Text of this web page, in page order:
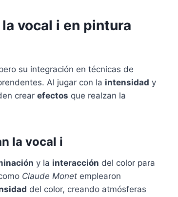
vocal i en pintura
su integración en técnicas de
Al jugar con la intensidad y
crear efectos que realzan la
la vocal i
y la interacción del color para
Claude Monet emplearon
del color, creando atmósferas